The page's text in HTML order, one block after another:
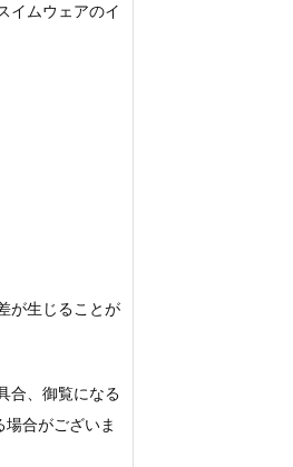
イムウェアのイ
が生じることが
合、御覧になる
合がございま